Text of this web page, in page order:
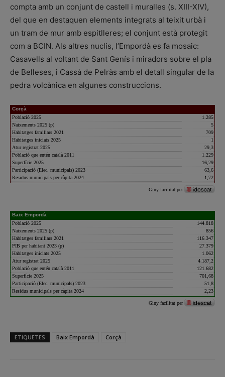
compta amb un conjunt de castell i muralles (s. XIII-XIV),
del que en destaquen elements integrats al teixit urbà i
un tram de mur amb espitlleres; el conjunt està protegit
com a BCIN. Als altres nuclis, l’Empordà es fa mosaic:
Casavells al voltant de Sant Genís i miradors sobre el pla
de Belleses, i Cassà de Pelràs amb el detall singular de la
pedra volcànica en algunes construccions.
ETIQUETES Baix Empordà Corçà